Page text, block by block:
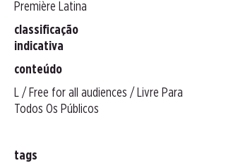
Première Latina
classificação
indicativa
conteúdo
L / Free for all audiences / Livre Para
Todos Os Públicos
tags